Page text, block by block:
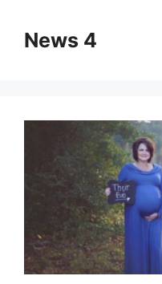
contentNews 4